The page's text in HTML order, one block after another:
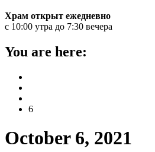
Храм открыт ежедневно
с 10:00 утра до 7:30 вечера
You are here:
6
October 6, 2021